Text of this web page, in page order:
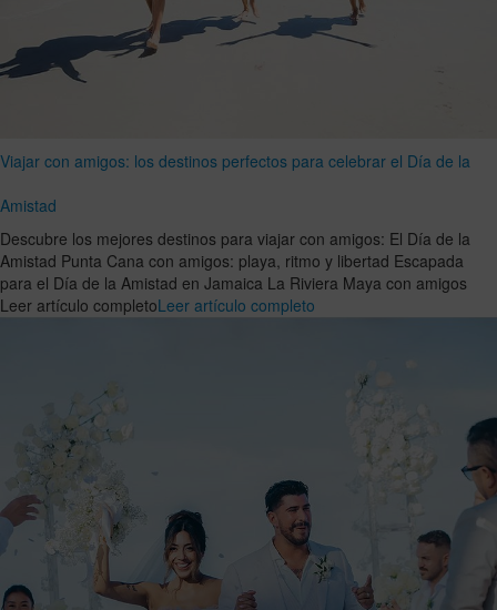
Viajar con amigos: los destinos perfectos para celebrar el Día de la
Amistad
Descubre los mejores destinos para viajar con amigos: El Día de la
Amistad Punta Cana con amigos: playa, ritmo y libertad Escapada
para el Día de la Amistad en Jamaica La Riviera Maya con amigos
Leer artículo completoLeer artículo completo